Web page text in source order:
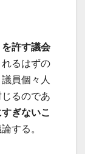
を許す議会
るはずの
員個々人
るのであ
ぎないこ
する。